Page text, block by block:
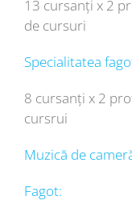
13 cursanți x 2
de cursuri
Specialitatea
8 cursanți x 2
cursrui
Muzică de
Fagot: